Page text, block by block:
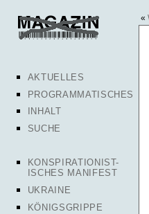
AKTUELLES
PROGRAMMATISCHES
INHALT
SUCHE
KONSPIRATIONIST-
ISCHES MANIFEST
UKRAINE
KÖNIGSGRIPPE
«